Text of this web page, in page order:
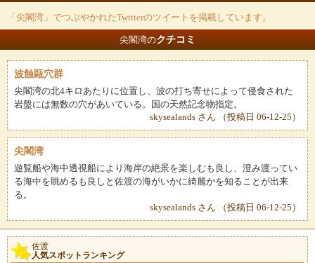
「尖閣湾」でつぶやかれたTwitterのツイートを掲載しています。
尖閣湾のクチコミ
波蝕甌穴群
尖閣湾の北4キロあたりに位置し、波の打ち寄せによって侵食された
岩盤には無数の穴があいている。国の天然記念物指定。
skysealands さん （投稿日 06-12-25）
尖閣湾
遊覧船や海中透視船により海岸の絶景を楽しむも良し、澄み渡ってい
る海中を眺めるも良しと佐渡の海がいかに綺麗かを知ることが出来
る。
skysealands さん （投稿日 06-12-25）
佐渡
人気スポットランキング